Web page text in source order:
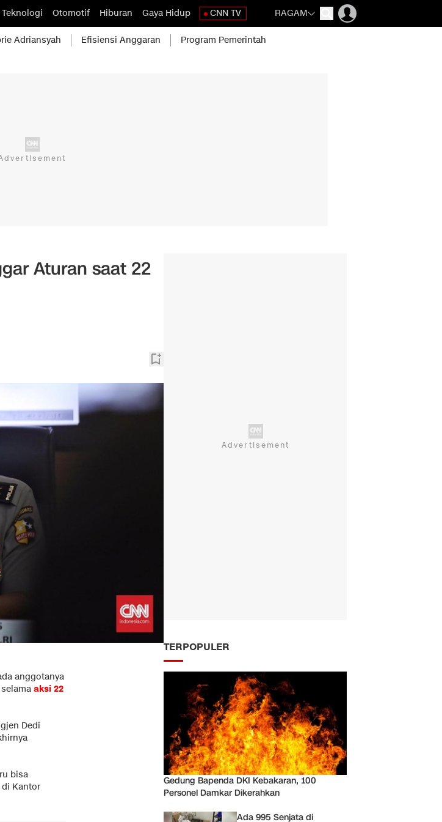
Teknologi Otomotif Hiburan Gaya Hidup CNN TV RAGAM
Adriansyah Efisiensi Anggaran Program Pemerintah
Aturan saat 22
anggotanya
aksi 22
Dedi
bisa
Kantor
TERPOPULER
Gedung Bapenda DKI Kebakaran, 100
Personel Damkar Dikerahkan
Ada 995 Senjata di